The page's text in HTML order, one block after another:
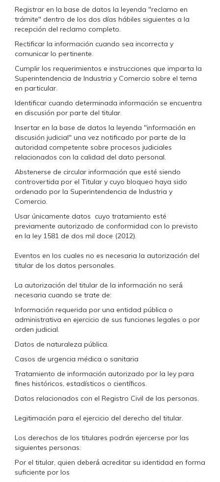
Registrar en la base de datos la leyenda "reclamo en
trámite" dentro de los dos días hábiles siguientes a la
recepción del reclamo completo.
Rectificar la información cuando sea incorrecta y
comunicar lo pertinente.
Cumplir los requerimientos e instrucciones que imparta la
Superintendencia de Industria y Comercio sobre el tema
en particular.
Identificar cuando determinada información se encuentra
en discusión por parte del titular.
Insertar en la base de datos la leyenda "información en
discusión judicial" una vez notificado por parte de la
autoridad competente sobre procesos judiciales
relacionados con la calidad del dato personal.
Abstenerse de circular información que esté siendo
controvertida por el Titular y cuyo bloqueo haya sido
ordenado por la Superintendencia de Industria y
Comercio.
Usar únicamente datos cuyo tratamiento esté
previamente autorizado de conformidad con lo previsto
en la ley 1581 de dos mil doce (2012).
Eventos en los cuales no es necesaria la autorización del
titular de los datos personales.
La autorización del titular de la información no será́
necesaria cuando se trate de:
Información requerida por una entidad pública o
administrativa en ejercicio de sus funciones legales o por
orden judicial.
Datos de naturaleza pública.
Casos de urgencia médica o sanitaria
Tratamiento de información autorizado por la ley para
fines históricos, estadísticos o científicos.
Datos relacionados con el Registro Civil de las personas.
Legitimación para el ejercicio del derecho del titular.
Los derechos de los titulares podrán ejercerse por las
siguientes personas:
Por el titular, quien deberá́ acreditar su identidad en forma
suficiente por los